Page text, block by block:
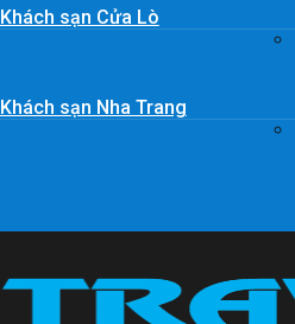
Khách sạn Cửa Lò
Khách sạn Nha Trang